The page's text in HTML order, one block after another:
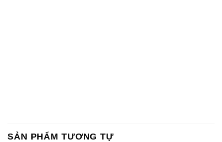
SẢN PHẨM TƯƠNG TỰ